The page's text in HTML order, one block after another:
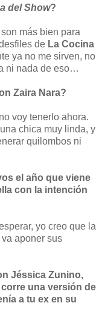
del Show?
son más bien para
de La Cocina
ya no me sirven, no
ni nada de eso…
Zaira Nara?
voy tenerlo ahora.
chica muy linda, y
quilombos ni
el año que viene
con la intención
yo creo que la
aponer sus
Jéssica Zunino,
una versión de
a tu ex en su